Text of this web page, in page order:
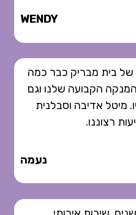
WENDY
של בית מבריק כבר כמה
הקבועה שלנו וגם
מיטל אדיבה וסבלנית
רצוננו.
נעמה